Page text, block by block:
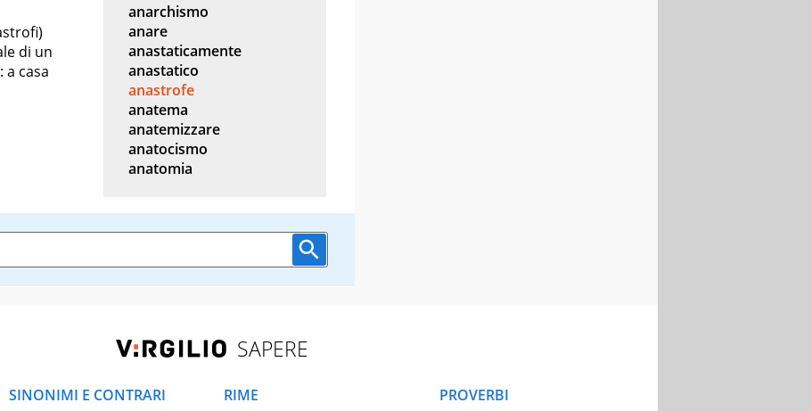
di un
casa
anarchismo
anare
anastaticamente
anastatico
anastrofe
anatema
anatemizzare
anatocismo
anatomia
SAPERE
SINONIMI E CONTRARI
RIME
PROVERBI